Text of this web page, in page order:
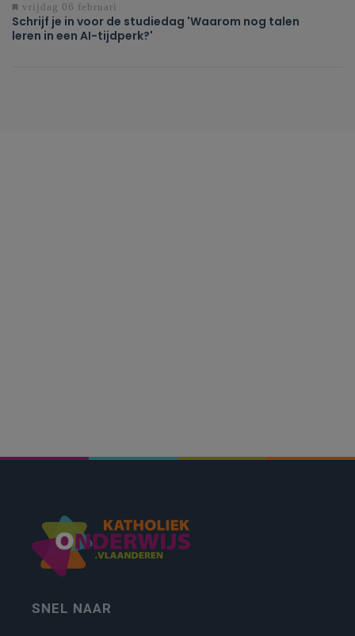
vrijdag 06 februari
Schrijf je in voor de studiedag 'Waarom nog talen
leren in een AI-tijdperk?'
SNEL NAAR